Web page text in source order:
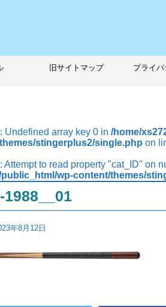
旧サイトマップ プライ
: Undefined array key 0 in /home/
stingerplus2/single.php on
: Attempt to read property "cat_ID" on
public_html/wp-content/themes/
1988__01
年8月12日